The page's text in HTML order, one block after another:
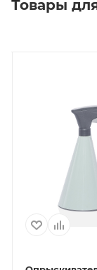
Товары